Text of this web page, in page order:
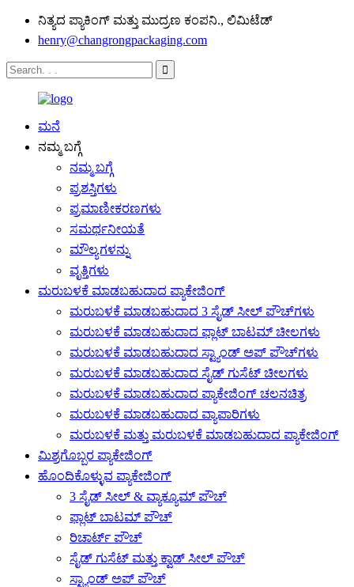
ನಿತ್ಯದ ಪ್ಯಾಕಿಂಗ್ ಮತ್ತು ಮುದ್ರಣ ಕಂಪನಿ., ಲಿಮಿಟೆಡ್
henry@changrongpackaging.com
ಮನೆ
ನಮ್ಮ ಬಗ್ಗೆ
ನಮ್ಮ ಬಗ್ಗೆ
ಪ್ರಶಸ್ತಿಗಳು
ಪ್ರಮಾಣೀಕರಣಗಳು
ಸಮರ್ಥನೀಯತೆ
ಮೌಲ್ಯಗಳನ್ನು
ವೃತ್ತಿಗಳು
ಮರುಬಳಕೆ ಮಾಡಬಹುದಾದ ಪ್ಯಾಕೇಜಿಂಗ್
ಮರುಬಳಕೆ ಮಾಡಬಹುದಾದ 3 ಸೈಡ್ ಸೀಲ್ ಪೌಚ್‌ಗಳು
ಮರುಬಳಕೆ ಮಾಡಬಹುದಾದ ಫ್ಲಾಟ್ ಬಾಟಮ್ ಚೀಲಗಳು
ಮರುಬಳಕೆ ಮಾಡಬಹುದಾದ ಸ್ಟ್ಯಾಂಡ್ ಅಪ್ ಪೌಚ್‌ಗಳು
ಮರುಬಳಕೆ ಮಾಡಬಹುದಾದ ಸೈಡ್ ಗುಸೆಟ್ ಚೀಲಗಳು
ಮರುಬಳಕೆ ಮಾಡಬಹುದಾದ ಪ್ಯಾಕೇಜಿಂಗ್ ಚಲನಚಿತ್ರ
ಮರುಬಳಕೆ ಮಾಡಬಹುದಾದ ವ್ಯಾಪಾರಿಗಳು
ಮರುಬಳಕೆ ಮತ್ತು ಮರುಬಳಕೆ ಮಾಡಬಹುದಾದ ಪ್ಯಾಕೇಜಿಂಗ್
ಮಿಶ್ರಗೊಬ್ಬರ ಪ್ಯಾಕೇಜಿಂಗ್
ಹೊಂದಿಕೊಳ್ಳುವ ಪ್ಯಾಕೇಜಿಂಗ್
3 ಸೈಡ್ ಸೀಲ್ & ವ್ಯಾಕ್ಯೂಮ್ ಪೌಚ್
ಫ್ಲಾಟ್ ಬಾಟಮ್ ಪೌಚ್
ರಿಚಾರ್ಟ್ ಪೌಚ್
ಸೈಡ್ ಗುಸೆಟ್ ಮತ್ತು ಕ್ವಾಡ್ ಸೀಲ್ ಪೌಚ್
ಸ್ಟ್ಯಾಂಡ್ ಅಪ್ ಪೌಚ್